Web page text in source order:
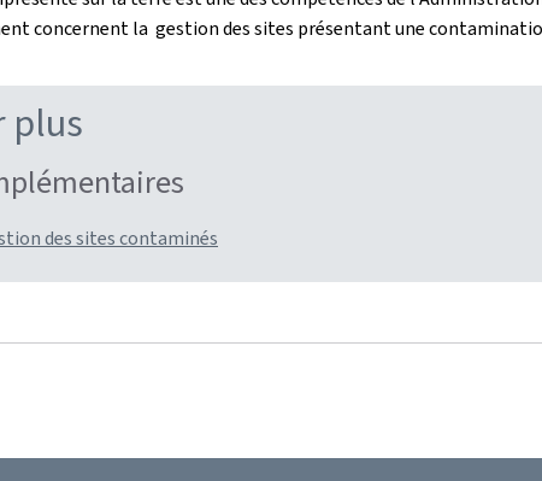
concernent la gestion des sites présentant une
plus
des sites contaminés